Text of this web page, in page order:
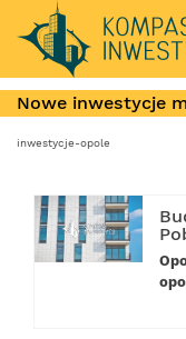
Nowe inwestycje
inwestycje-opole